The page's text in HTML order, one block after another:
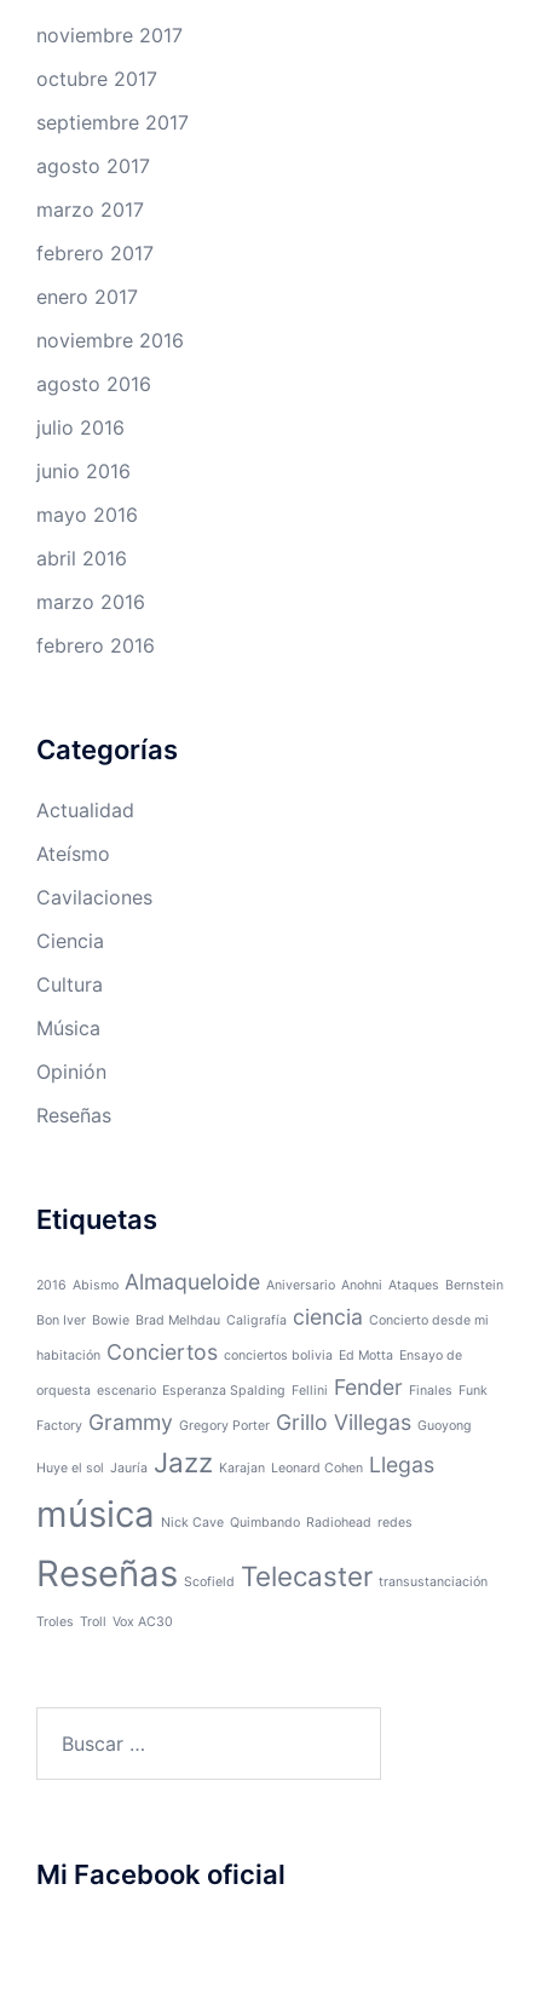
noviembre 2017
octubre 2017
septiembre 2017
agosto 2017
marzo 2017
febrero 2017
enero 2017
noviembre 2016
agosto 2016
julio 2016
junio 2016
mayo 2016
abril 2016
marzo 2016
febrero 2016
Categorías
Actualidad
Ateísmo
Cavilaciones
Ciencia
Cultura
Música
Opinión
Reseñas
Etiquetas
2016 Abismo Almaqueloide Aniversario Anohni Ataques Bernstein
Bon Iver Bowie Brad Melhdau Caligrafía ciencia Concierto desde mi
habitación Conciertos conciertos bolivia Ed Motta Ensayo de
orquesta escenario Esperanza Spalding Fellini Fender Finales Funk
Factory Grammy Gregory Porter Grillo Villegas Guoyong
Huye el sol Jauría Jazz Karajan Leonard Cohen Llegas
música Nick Cave Quimbando Radiohead redes
Reseñas Scofield Telecaster transustanciación
Troles Troll Vox AC30
Mi Facebook oficial